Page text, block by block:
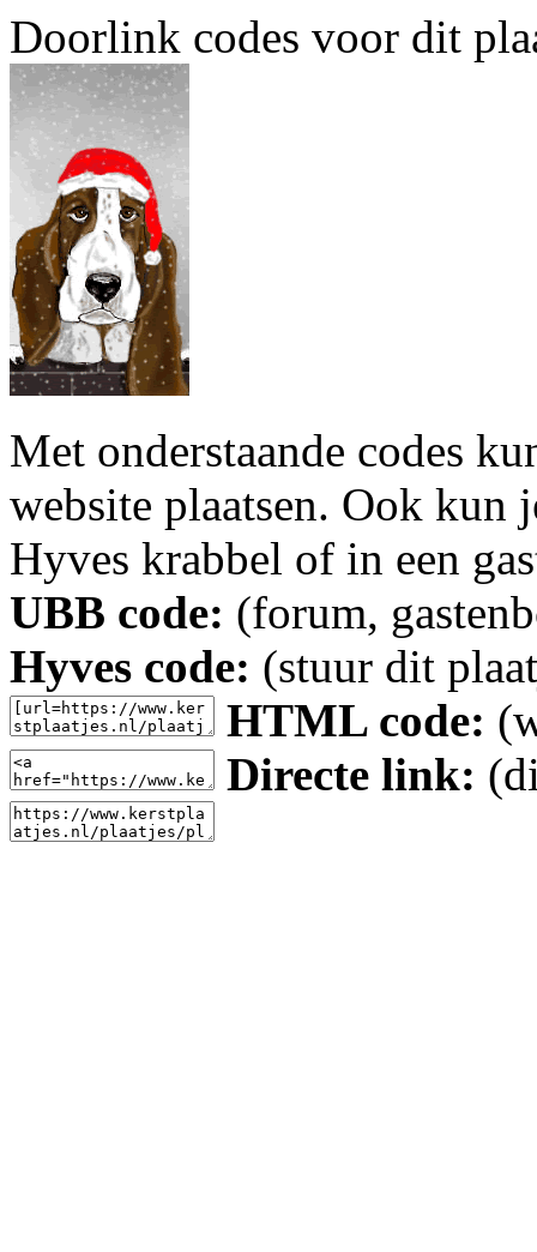
Doorlink codes voor dit
Met onderstaande codes
website plaatsen. Ook kun
Hyves krabbel of in een
UBB code: (forum,
Hyves code: (stuur dit
HTML code:
Directe link: